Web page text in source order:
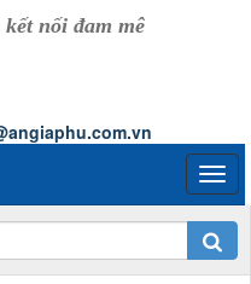
nối đam mê